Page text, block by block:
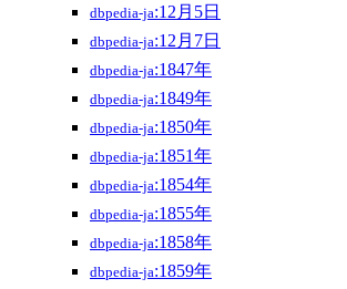
dbpedia-ja:12月5日
dbpedia-ja:12月7日
dbpedia-ja:1847年
dbpedia-ja:1849年
dbpedia-ja:1850年
dbpedia-ja:1851年
dbpedia-ja:1854年
dbpedia-ja:1855年
dbpedia-ja:1858年
dbpedia-ja:1859年